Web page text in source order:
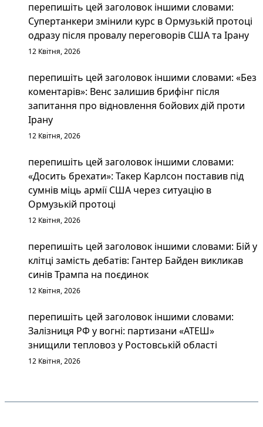
перепишіть цей заголовок іншими словами:
Супертанкери змінили курс в Ормузькій протоці
одразу після провалу переговорів США та Ірану
12 Квітня, 2026
перепишіть цей заголовок іншими словами: «Без
коментарів»: Венс залишив брифінг після
запитання про відновлення бойових дій проти
Ірану
12 Квітня, 2026
перепишіть цей заголовок іншими словами:
«Досить брехати»: Такер Карлсон поставив під
сумнів міць армії США через ситуацію в
Ормузькій протоці
12 Квітня, 2026
перепишіть цей заголовок іншими словами: Бій у
клітці замість дебатів: Гантер Байден викликав
синів Трампа на поєдинок
12 Квітня, 2026
перепишіть цей заголовок іншими словами:
Залізниця РФ у вогні: партизани «АТЕШ»
знищили тепловоз у Ростовській області
12 Квітня, 2026